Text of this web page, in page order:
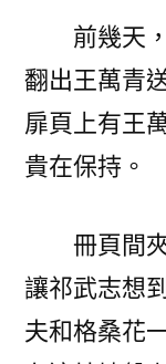
前幾天
翻出王萬青
扉頁上有王
貴在保持。
冊頁間
讓祁武志想
夫和格桑花